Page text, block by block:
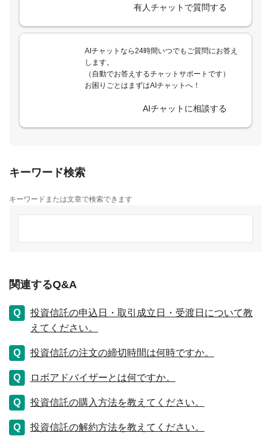
有人チャットで質問する
AIチャットなら24時間いつでもご質問にお答え
します。
（自動でお答えするチャットサポートです）
お困りごとはまずはAIチャットへ！
AIチャットに相談する
キーワード検索
キーワードまたは文章で検索できます
関連するQ&A
投資信託の申込日・取引成立日・受渡日について教
えてください。
投資信託の注文の締切時間は何時ですか。
ロボアドバイザーとは何ですか。
投資信託の購入方法を教えてください。
投資信託の解約方法を教えてください。